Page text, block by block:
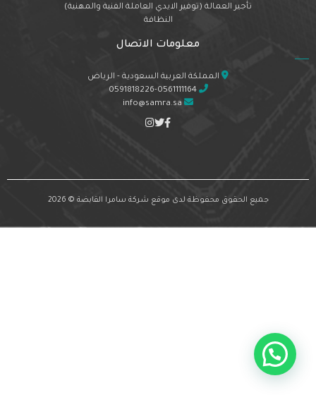
تأجير العمالة (توفير الايدي العاملة الفنية والمهنية)
النظافة
معلومات الاتصال
المملكة العربية السعودية - الرياض
0591818226-0561111164
info@samra.sa
جميع الحقوق محفوظة لدى موقع شركة سامرا القابضة © 2026